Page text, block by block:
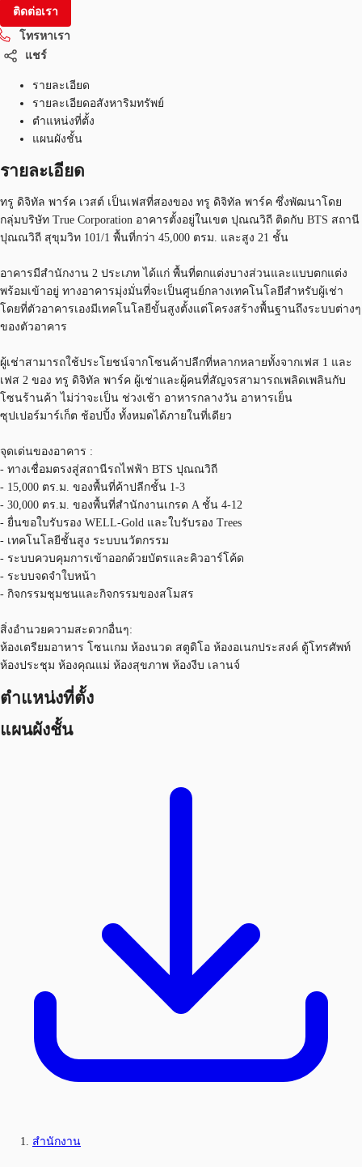
ติดต่อเรา
โทรหาเรา
แชร์
รายละเอียด
รายละเอียดอสังหาริมทรัพย์
ตำแหน่งที่ตั้ง
แผนผังชั้น
รายละเอียด
ทรู ดิจิทัล พาร์ค เวสต์ เป็นเฟสที่สองของ ทรู ดิจิทัล พาร์ค ซึ่งพัฒนาโดย
กลุ่มบริษัท True Corporation อาคารตั้งอยู่ในเขต ปุณณวิถี ติดกับ BTS สถานี
ปุณณวิถี สุขุมวิท 101/1 พื้นที่กว่า 45,000 ตรม. และสูง 21 ชั้น
อาคารมีสำนักงาน 2 ประเภท ได้แก่ พื้นที่ตกแต่งบางส่วนและแบบตกแต่ง
พร้อมเข้าอยู่ ทางอาคารมุ่งมั่นที่จะเป็นศูนย์กลางเทคโนโลยีสำหรับผู้เช่า
โดยที่ตัวอาคารเองมีเทคโนโลยีขั้นสูงตั้งแต่โครงสร้างพื้นฐานถึงระบบต่างๆ
ของตัวอาคาร
ผู้เช่าสามารถใช้ประโยชน์จากโซนค้าปลีกที่หลากหลายทั้งจากเฟส 1 และ
เฟส 2 ของ ทรู ดิจิทัล พาร์ค ผู้เช่าและผู้คนที่สัญจรสามารถเพลิดเพลินกับ
โซนร้านค้า ไม่ว่าจะเป็น ช่วงเช้า อาหารกลางวัน อาหารเย็น
ซุปเปอร์มาร์เก็ต ช้อปปิ้ง ทั้งหมดได้ภายในที่เดียว
จุดเด่นของอาคาร :
- ทางเชื่อมตรงสู่สถานีรถไฟฟ้า BTS ปุณณวิถี
- 15,000 ตร.ม. ของพื้นที่ค้าปลีกชั้น 1-3
- 30,000 ตร.ม. ของพื้นที่สำนักงานเกรด A ชั้น 4-12
- ยื่นขอใบรับรอง WELL-Gold และใบรับรอง Trees
- เทคโนโลยีชั้นสูง ระบบนวัตกรรม
- ระบบควบคุมการเข้าออกด้วยบัตรและคิวอาร์โค้ด
- ระบบจดจำใบหน้า
- กิจกรรมชุมชนและกิจกรรมของสโมสร
สิ่งอำนวยความสะดวกอื่นๆ:
ห้องเตรียมอาหาร โซนเกม ห้องนวด สตูดิโอ ห้องอเนกประสงค์ ตู้โทรศัพท์
ห้องประชุม ห้องคุณแม่ ห้องสุขภาพ ห้องงีบ เลานจ์
ตำแหน่งที่ตั้ง
แผนผังชั้น
สำนักงาน